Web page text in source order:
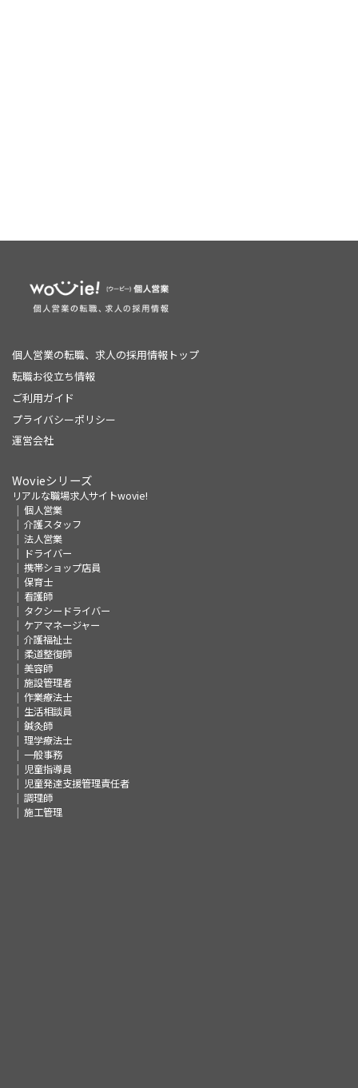
個人営業の転職、求人の採用情報トップ
転職お役立ち情報
ご利用ガイド
プライバシーポリシー
運営会社
Wovieシリーズ
リアルな職場求人サイトwovie!
個人営業
介護スタッフ
法人営業
ドライバー
携帯ショップ店員
保育士
看護師
タクシードライバー
ケアマネージャー
介護福祉士
柔道整復師
美容師
施設管理者
作業療法士
生活相談員
鍼灸師
理学療法士
一般事務
児童指導員
児童発達支援管理責任者
調理師
施工管理